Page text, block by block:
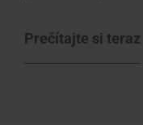
Prečítajte si teraz